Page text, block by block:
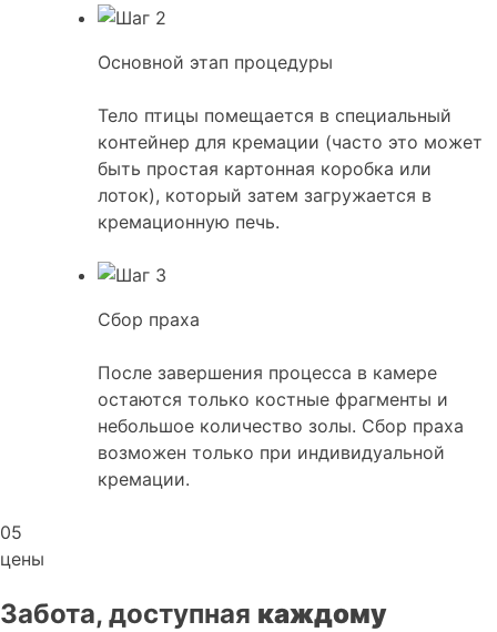
Основной этап процедуры
Тело птицы помещается в специальный
контейнер для кремации (часто это может
быть простая картонная коробка или
лоток), который затем загружается в
кремационную печь.
Сбор праха
После завершения процесса в камере
остаются только костные фрагменты и
небольшое количество золы. Сбор праха
возможен только при индивидуальной
кремации.
05
цены
Забота, доступная каждому